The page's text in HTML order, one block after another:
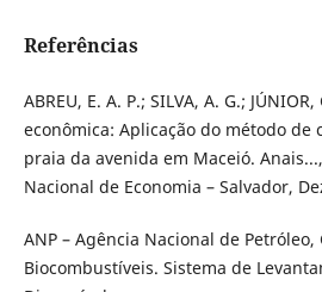
Referências
ABREU, E. A. P.; SILVA, A. G.;
econômica: Aplicação do método de
praia da avenida em Maceió.
Nacional de Economia – Salvador,
ANP – Agência Nacional de
Biocombustíveis. Sistema de